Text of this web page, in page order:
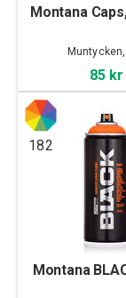
Montana
85 kr
182
Montana